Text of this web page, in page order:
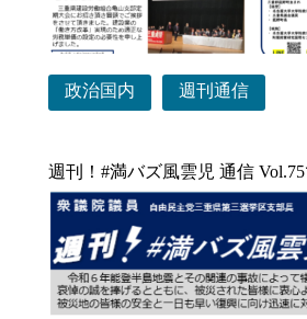
政治国内 週刊通信
週刊！#満バズ風雲児 通信